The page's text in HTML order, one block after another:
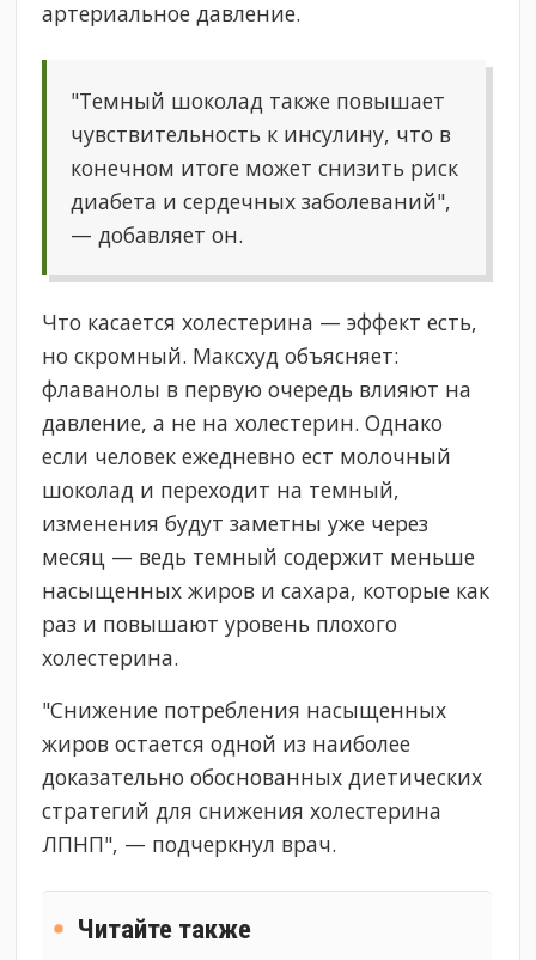
артериальное давление.
"Темный шоколад также повышает
чувствительность к инсулину, что в
конечном итоге может снизить риск
диабета и сердечных заболеваний",
— добавляет он.
Что касается холестерина — эффект есть,
но скромный. Максхуд объясняет:
флаванолы в первую очередь влияют на
давление, а не на холестерин. Однако
если человек ежедневно ест молочный
шоколад и переходит на темный,
изменения будут заметны уже через
месяц — ведь темный содержит меньше
насыщенных жиров и сахара, которые как
раз и повышают уровень плохого
холестерина.
"Снижение потребления насыщенных
жиров остается одной из наиболее
доказательно обоснованных диетических
стратегий для снижения холестерина
ЛПНП", — подчеркнул врач.
Читайте также